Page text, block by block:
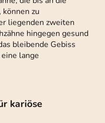
zu
liegenden zweiten
hingegen gesund
bleibende Gebiss
lange
kariöse